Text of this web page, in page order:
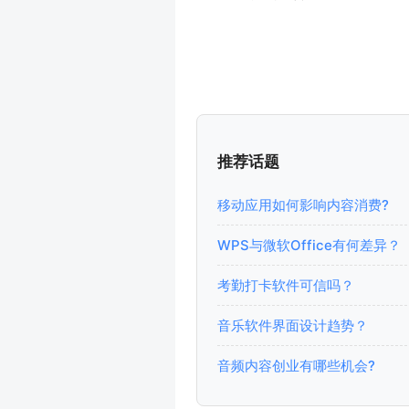
推荐话题
移动应用如何影响内容消费?
WPS与微软Office有何差异？
考勤打卡软件可信吗？
音乐软件界面设计趋势？
音频内容创业有哪些机会?